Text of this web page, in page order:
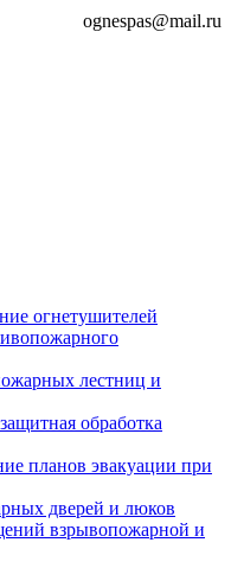
ognespas@mail.ru
огнетушителей
лестниц и
обработка
планов эвакуации при
дверей и люков
взрывопожарной и